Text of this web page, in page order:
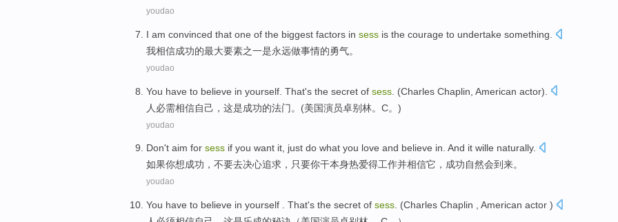
youdao
I am convinced that one of the biggest factors in sess is the courage to undertake something
我相信成功的最大要素之一是永远做事情的勇气。
youdao
You have to believe in yourself That's the secret of sess . (Charles Chaplin American actor).
人必需相信自己 ， 这是成功的法门。(美国演员卓别林。C。)
youdao
Don't aim for sess if you want it, just do what you love and believe in. And it wille naturally.
如果你想成功 ， 不要去决心追求， 只要你干本身热爱得工作并相信它 ，成功自然会到来。
youdao
You have to believe in yourself That's the secret of sess . (Charles Chaplin American actor )